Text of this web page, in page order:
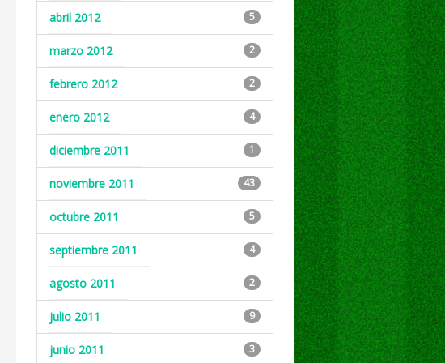
abril 2012 5
marzo 2012 2
febrero 2012 2
enero 2012 4
diciembre 2011 1
noviembre 2011 43
octubre 2011 5
septiembre 2011 4
agosto 2011 2
julio 2011 9
junio 2011 3